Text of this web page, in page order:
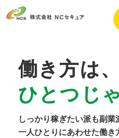
誰もが
安全・快適
高速道路
働き方は、
ひとつじ
しっかり稼ぎたい派も副業
一人ひとりにあわせた働き